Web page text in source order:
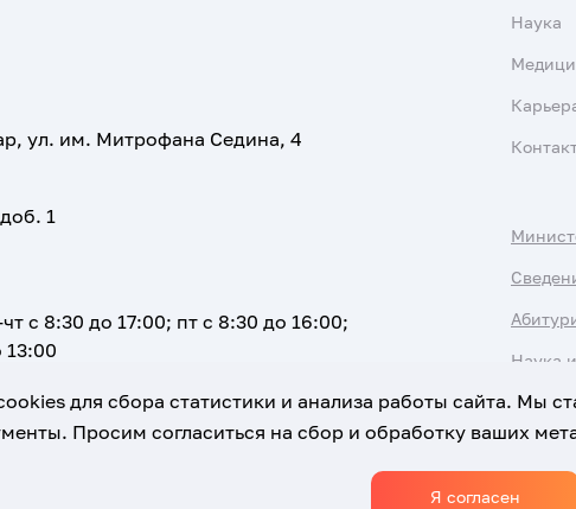
ул. им. Митрофана Седина, 4
1
с 8:30 до 17:00; пт с 8:30 до 16:00;
13:00
Наука
Наука
для сбора статистики и анализа работы сайта. Мы
Просим согласиться на сбор и обработку ваших
Я согласен